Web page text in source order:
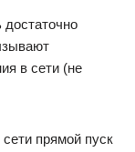
достаточно
в сети (не
прямой пуск